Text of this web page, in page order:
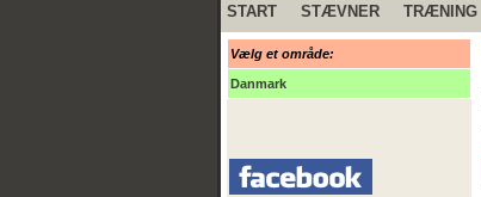
START STÆVNER TRÆNING
Vælg et område:
Danmark